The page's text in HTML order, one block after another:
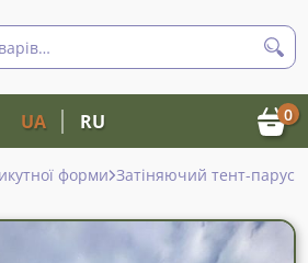
UA RU 0
форми Затіняючий тент-парус